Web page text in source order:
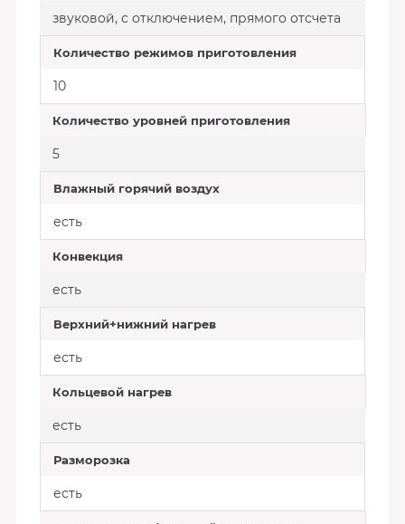
звуковой, с отключением, прямого отсчета
Количество режимов приготовления
10
Количество уровней приготовления
5
Влажный горячий воздух
есть
Конвекция
есть
Верхний+нижний нагрев
есть
Кольцевой нагрев
есть
Разморозка
есть